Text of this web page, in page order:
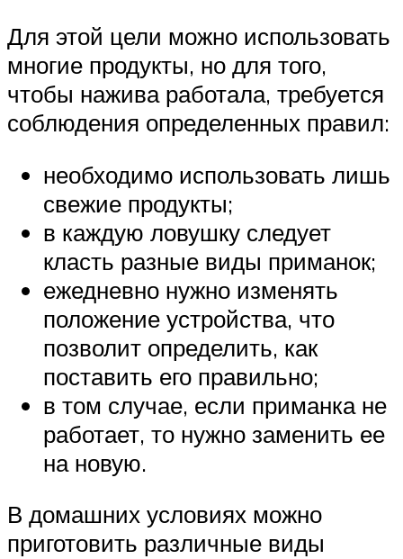
Для этой цели можно использовать
многие продукты, но для того,
чтобы нажива работала, требуется
соблюдения определенных правил:
необходимо использовать лишь
свежие продукты;
в каждую ловушку следует
класть разные виды приманок;
ежедневно нужно изменять
положение устройства, что
позволит определить, как
поставить его правильно;
в том случае, если приманка не
работает, то нужно заменить ее
на новую.
В домашних условиях можно
приготовить различные виды